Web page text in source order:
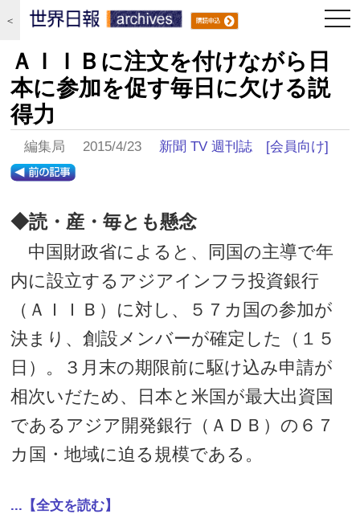
＜
ＡＩＩＢに注文を付けながら日
本に参加を促す毎日に欠ける説
得力
編集局 2015/4/23 新聞 TV 週刊誌 [会員向け]
◆読・産・毎とも懸念
中国財政省によると、同国の主導で年
内に設立するアジアインフラ投資銀行
（ＡＩＩＢ）に対し、５７カ国の参加が
決まり、創設メンバーが確定した（１５
日）。３月末の期限前に駆け込み申請が
相次いだため、日本と米国が最大出資国
であるアジア開発銀行（ＡＤＢ）の６７
カ国・地域に迫る規模である。
...【全文を読む】